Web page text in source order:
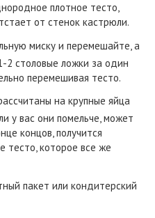
плотное тесто,
от стенок кастрюли.
миску и перемешайте, а
2 столовые ложки за один
перемешивая тесто.
на крупные яйца
у вас они помельче, может
концов, получится
тесто, которое все же
пакет или кондитерский